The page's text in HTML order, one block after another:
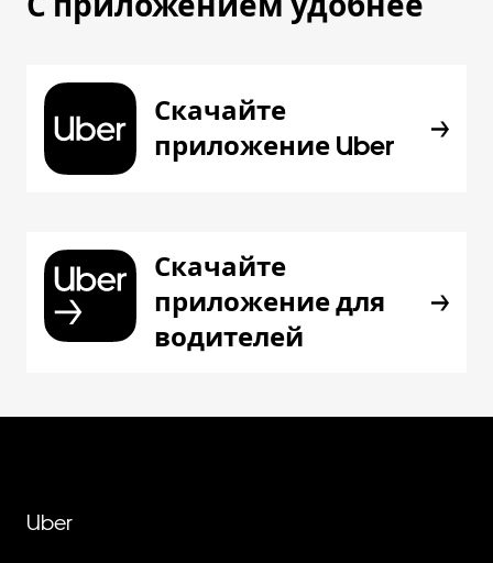
Скачайте
приложение Uber
Скачайте
приложение для
водителей
Uber